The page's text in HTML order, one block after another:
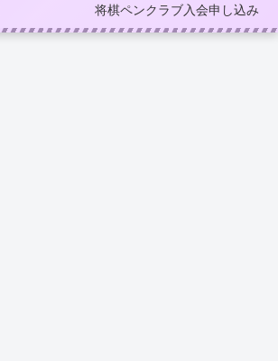
将棋ペンクラブ入会申し込み